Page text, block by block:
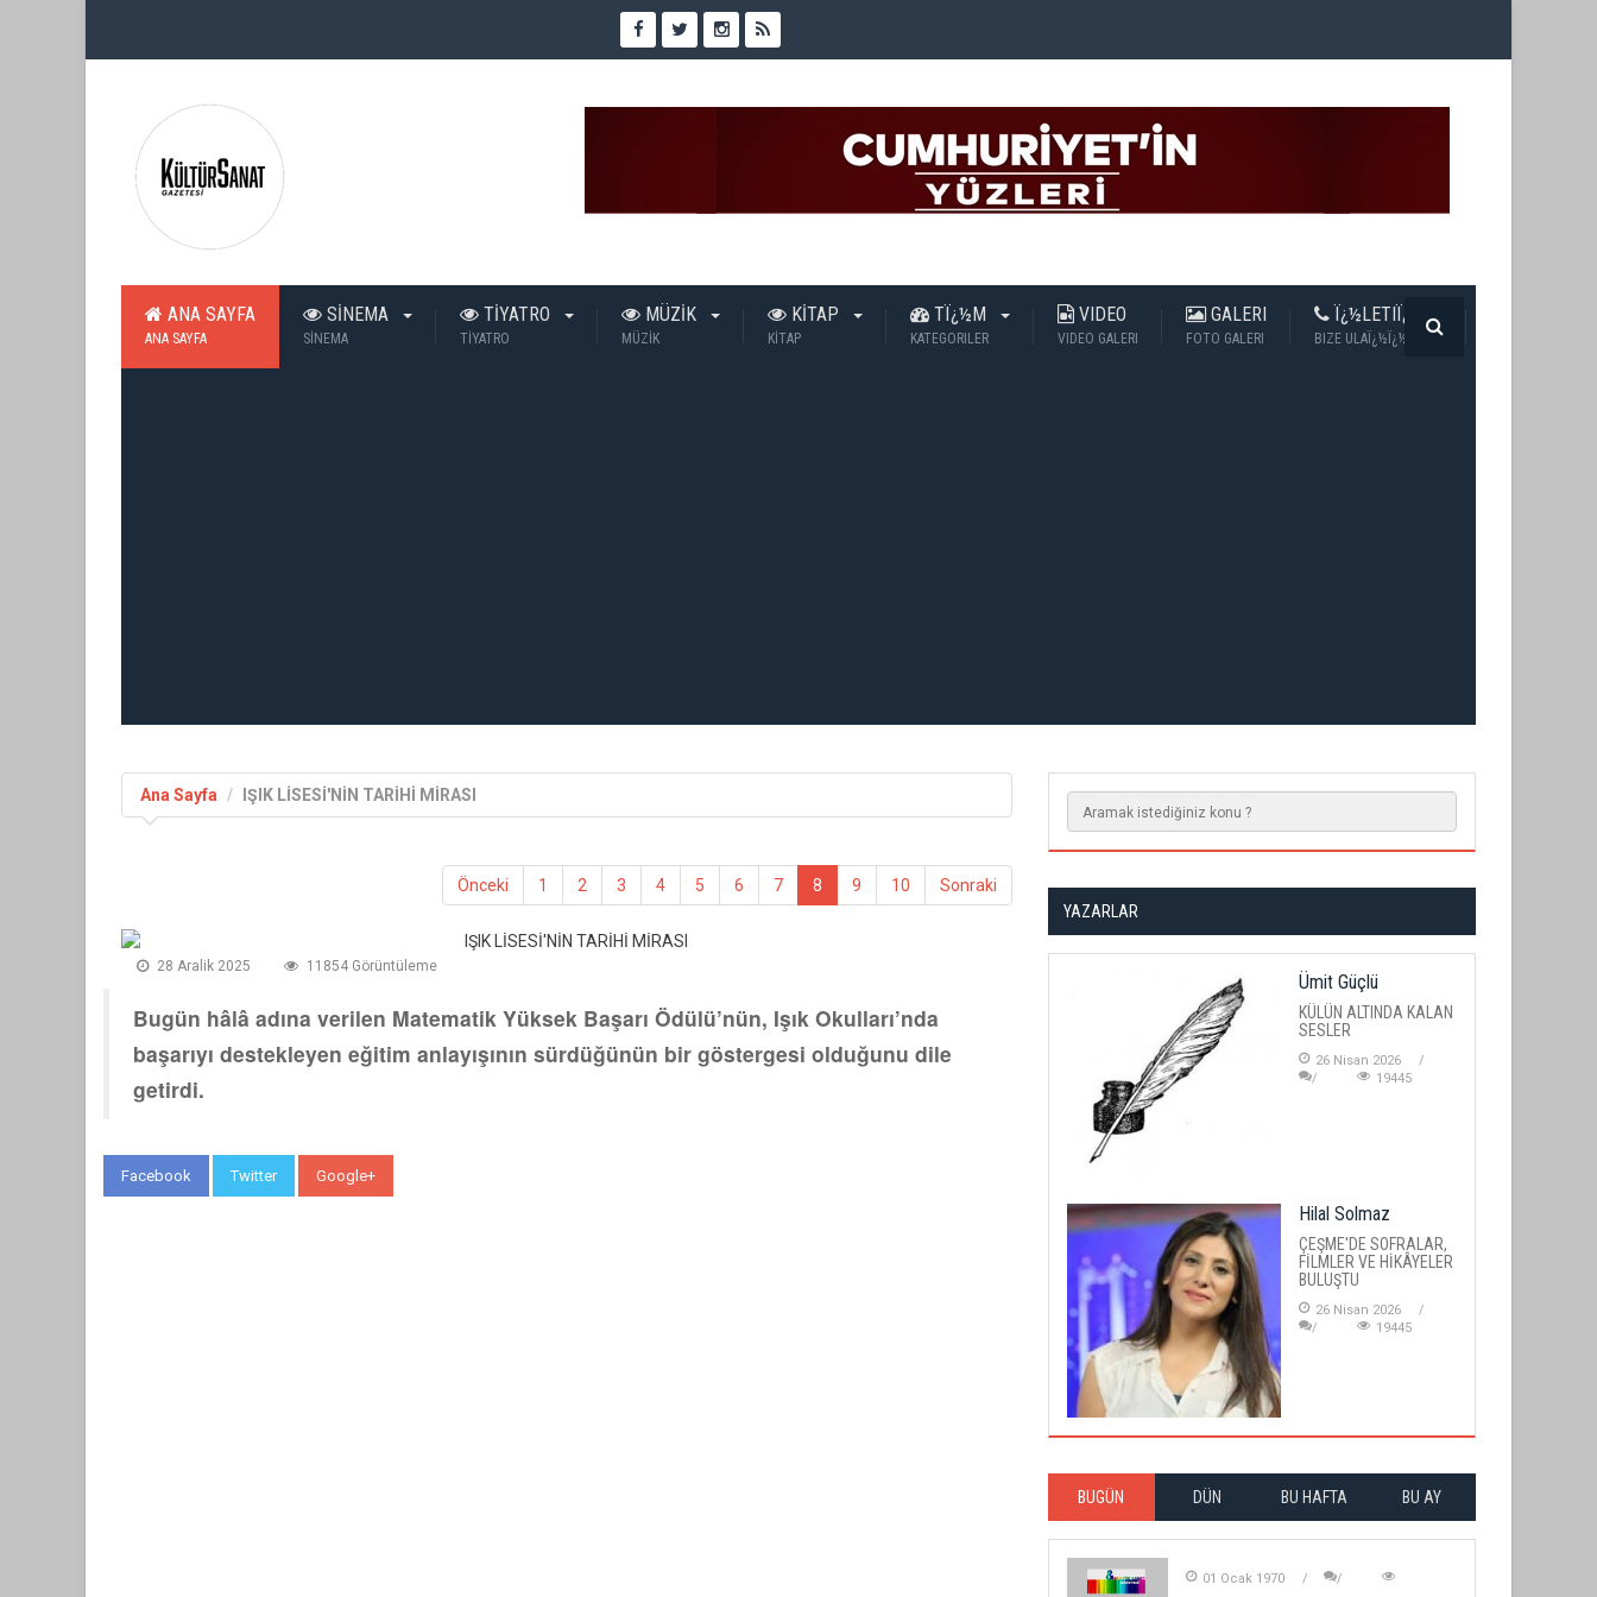
ANA SAYFA
ANA SAYFA
SİNEMA
SİNEMA
TİYATRO
TİYATRO
MÜZİK
MÜZİK
KİTAP
KİTAP
TÏ¿½M
KATEGORILER
VIDEO
VIDEO GALERI
GALERI
FOTO GALERI
Ï¿½LETIÏ¿½IM
BIZE ULAÏ¿½Ï¿½N
Ana Sayfa IŞIK LİSESİ'NİN TARİHİ MİRASI
Önceki 1 2 3 4 5 6 7 8 9 10 Sonraki
28 Aralik 2025 11854 Görüntüleme
Bugün hâlâ adına verilen Matematik Yüksek Başarı Ödülü’nün, Işık Okulları’nda
başarıyı destekleyen eğitim anlayışının sürdüğünün bir göstergesi olduğunu dile
getirdi.
Facebook Twitter Google+
YAZARLAR
Ümit Güçlü
KÜLÜN ALTINDA KALAN
SESLER
26 Nisan 2026
19445
Hilal Solmaz
ÇEŞME'DE SOFRALAR,
FİLMLER VE HİKÂYELER
BULUŞTU
26 Nisan 2026
19445
BUGÜN DÜN BU HAFTA BU AY
01 Ocak 1970